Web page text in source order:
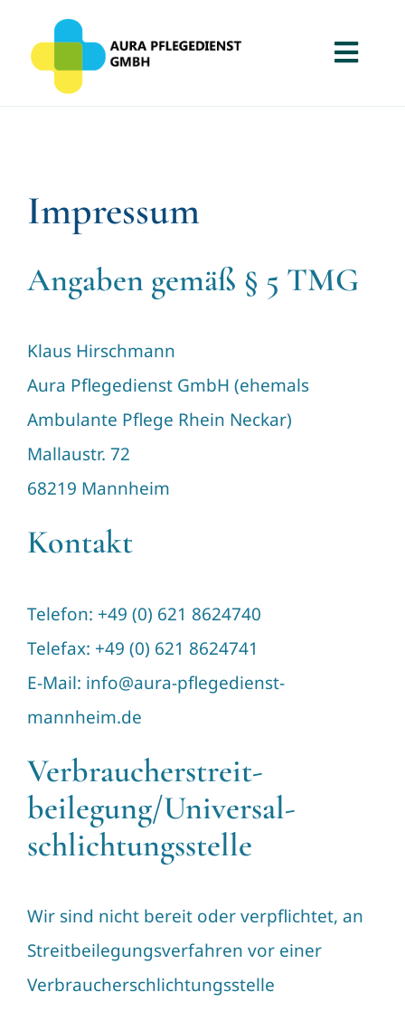
Inhalt
springen
Jobs
Ausbildung
Impressum
Angaben gemäß § 5 TMG
Klaus Hirschmann
Aura Pflegedienst GmbH (ehemals
Ambulante Pflege Rhein Neckar)
Mallaustr. 72
68219 Mannheim
Kontakt
Telefon: +49 (0) 621 8624740
Telefax: +49 (0) 621 8624741
E-Mail: info@aura-pflegedienst-
mannheim.de
Verbraucher­streit­
beilegung/Universal­
schlichtungs­stelle
Wir sind nicht bereit oder verpflichtet, an
Streitbeilegungsverfahren vor einer
Verbraucherschlichtungsstelle